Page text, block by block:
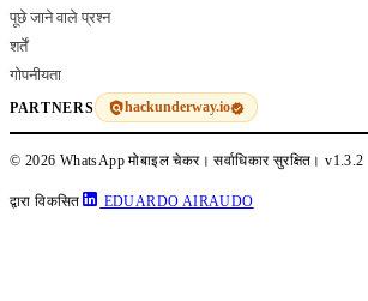
पूछे जाने वाले प्रश्न
शर्तें
गोपनीयता
PARTNERS hackunderway.io
© 2026 WhatsApp मोबाइल चेकर। सर्वाधिकार सुरक्षित।v1.3.2
द्वारा विकसित EDUARDO AIRAUDO